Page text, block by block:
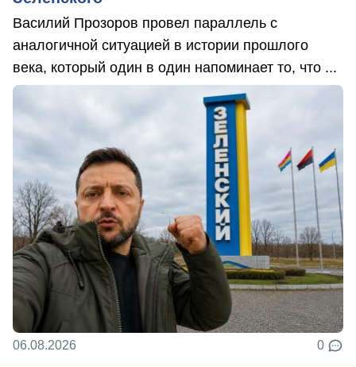
Василий Прозоров провел параллель с
аналогичной ситуацией в истории прошлого
века, который один в один напоминает то, что ...
06.08.2026 0